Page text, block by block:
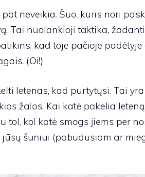
neveikia. Šuo, kuris nori
Tai nuolankioji taktika,
kad toje pačioje
(Oi!)
letenas, kad purtytųsi. Tai
žalos. Kai katė pakelia
tol, kol katė smogs jiems per
šuniui (pabudusiam ar